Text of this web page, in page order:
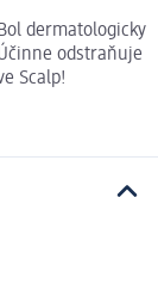
dermatologicky
odstraňuje
Scalp!